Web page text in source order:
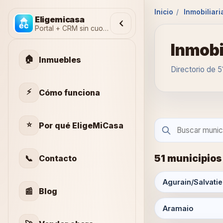
Eligemicasa
Portal + CRM sin cuotas
🏠 Inmuebles
⚡ Cómo funciona
⭐ Por qué EligeMiCasa
📞 Contacto
📰 Blog
Inicio /
Directorio de
51
Agurain/
Aramaio